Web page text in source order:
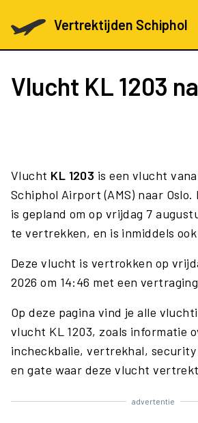
Vertrektijden Schiphol
Vlucht KL 1203
Vlucht KL 1203 is een vlucht
Schiphol Airport (AMS) naar Oslo.
is gepland om op vrijdag 7
te vertrekken, en is inmiddels
Deze vlucht is vertrokken op
2026 om 14:46 met een
Op deze pagina vind je alle
vlucht KL 1203, zoals informatie
incheckbalie, vertrekhal,
en gate waar deze vlucht
advertentie